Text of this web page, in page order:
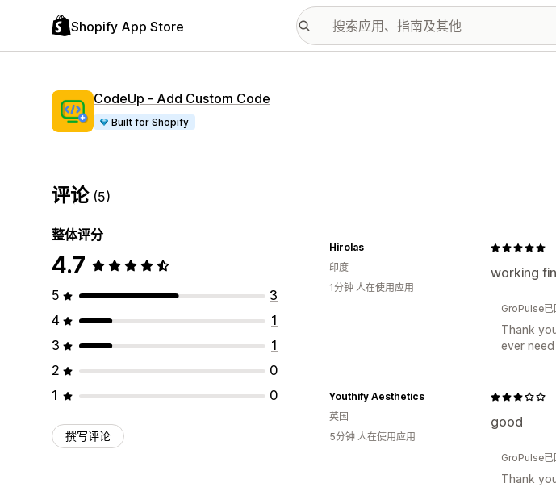
Shopify App Store
CodeUp ‑ Add Custom Code
Built for Shopify
评论 (5)
整体评分
4.7
5
3
4
1
3
1
2
0
1
0
撰写评论
working
Hirolas
印度
1分钟 人在使用应用
GroPulse
Thank
ever
good
Youthify Aesthetics
英国
5分钟 人在使用应用
GroPulse
Thank